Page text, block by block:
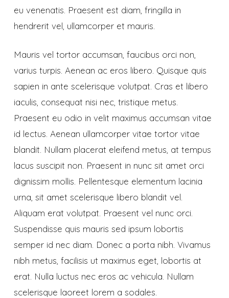
eu venenatis. Praesent est diam, fringilla in
hendrerit vel, ullamcorper et mauris.
Mauris vel tortor accumsan, faucibus orci non,
varius turpis. Aenean ac eros libero. Quisque quis
sapien in ante scelerisque volutpat. Cras et libero
iaculis, consequat nisi nec, tristique metus.
Praesent eu odio in velit maximus accumsan vitae
id lectus. Aenean ullamcorper vitae tortor vitae
blandit. Nullam placerat eleifend metus, at tempus
lacus suscipit non. Praesent in nunc sit amet orci
dignissim mollis. Pellentesque elementum lacinia
urna, sit amet scelerisque libero blandit vel.
Aliquam erat volutpat. Praesent vel nunc orci.
Suspendisse quis mauris sed ipsum lobortis
semper id nec diam. Donec a porta nibh. Vivamus
nibh metus, facilisis ut maximus eget, lobortis at
erat. Nulla luctus nec eros ac vehicula. Nullam
scelerisque laoreet lorem a sodales.